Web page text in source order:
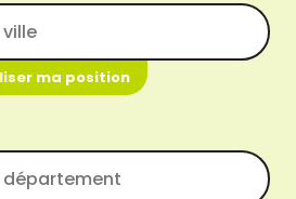
ma position